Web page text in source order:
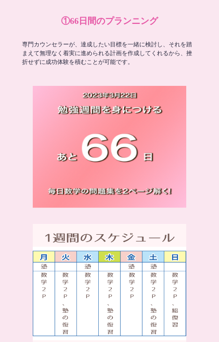
①66日間のプランニング
専門カウンセラーが、達成したい目標を一緒に検討し、それを踏
まえて無理なく着実に進められる計画を作成してくれるから、挫
折せずに成功体験を積むことが可能です。